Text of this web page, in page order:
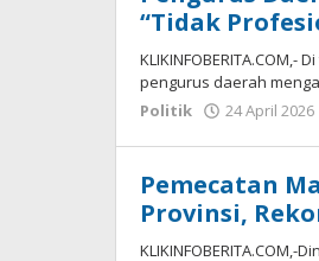
“Tidak
pengurus daerah
Politik
24 April 2026
Pemecatan
Provinsi,